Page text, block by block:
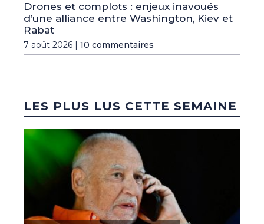
Drones et complots : enjeux inavoués
d’une alliance entre Washington, Kiev et
Rabat
7 août 2026 | 10 commentaires
LES PLUS LUS CETTE SEMAINE